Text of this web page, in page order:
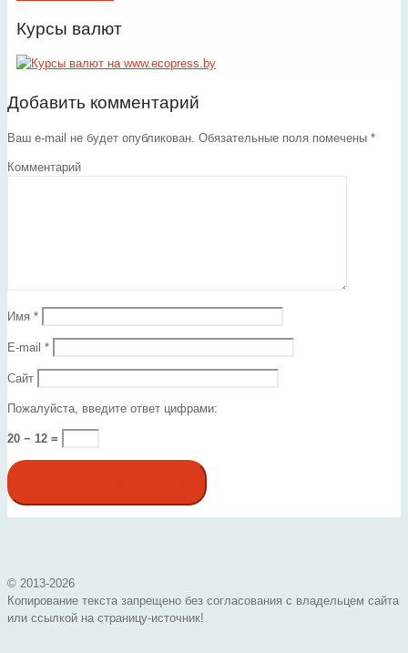
Курсы валют
Добавить комментарий
Ваш e-mail не будет опубликован. Обязательные поля помечены *
Комментарий
Имя *
E-mail *
Сайт
Пожалуйста, введите ответ цифрами:
20 − 12 =
© 2013-2026
Копирование текста запрещено без согласования с владельцем сайта
или ссылкой на страницу-источник!